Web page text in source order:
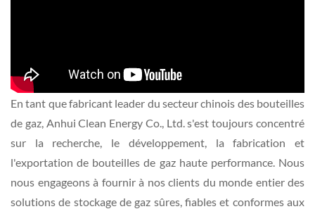
En tant que fabricant leader du secteur chinois des bouteilles
de gaz, Anhui Clean Energy Co., Ltd. s'est toujours concentré
sur la recherche, le développement, la fabrication et
l'exportation de bouteilles de gaz haute performance. Nous
nous engageons à fournir à nos clients du monde entier des
solutions de stockage de gaz sûres, fiables et conformes aux